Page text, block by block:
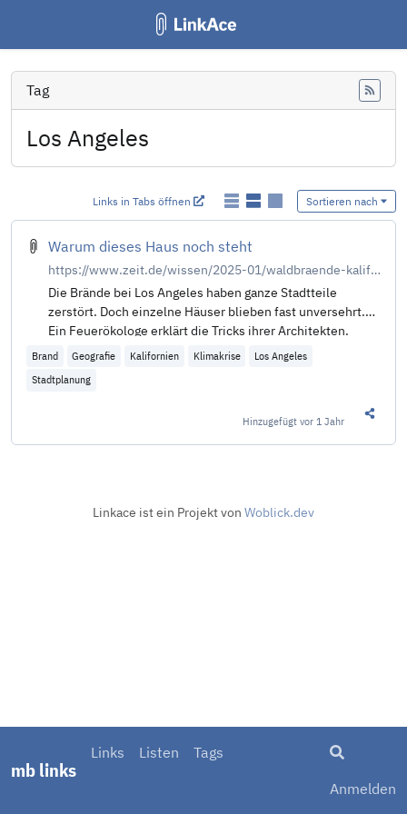
mb links
Links Listen Tags
Anmelden
Tag
Los Angeles
Links in Tabs öffnen Sortieren nach
Warum dieses Haus noch steht
https://www.zeit.de/wissen/2025-01/waldbraende-kalifornien-feuerfeste-haeuser-architektur-los-angeles
Die Brände bei Los Angeles haben ganze Stadtteile
zerstört. Doch einzelne Häuser blieben fast unversehrt.
Ein Feuerökologe erklärt die Tricks ihrer Architekten.
Brand Geografie Kalifornien Klimakrise
Los Angeles
Stadtplanung
Hinzugefügtvor 1 Jahr
Linkace ist ein Projekt von Woblick.dev